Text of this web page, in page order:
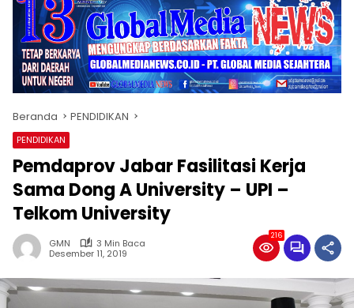
Beranda PENDIDIKAN
PENDIDIKAN
Pemdaprov Jabar Fasilitasi Kerja
Sama Dong A University – UPI –
Telkom University
GMN
3 Min Baca
Desember 11, 2019
216